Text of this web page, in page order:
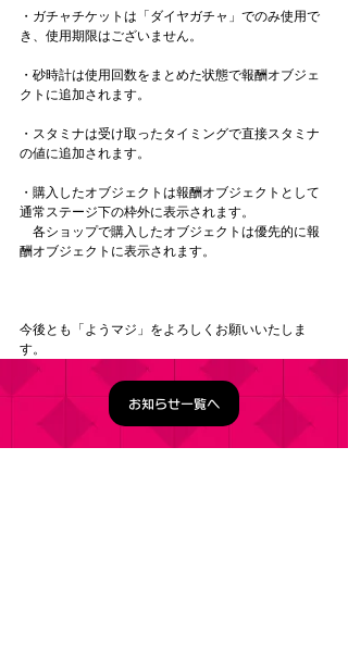
・ガチャチケットは「ダイヤガチャ」でのみ使用で
き、使用期限はございません。
・砂時計は使用回数をまとめた状態で報酬オブジェ
クトに追加されます。
・スタミナは受け取ったタイミングで直接スタミナ
の値に追加されます。
・購入したオブジェクトは報酬オブジェクトとして
通常ステージ下の枠外に表示されます。
各ショップで購入したオブジェクトは優先的に報
酬オブジェクトに表示されます。
今後とも「ようマジ」をよろしくお願いいたしま
す。
お知らせ一覧へ